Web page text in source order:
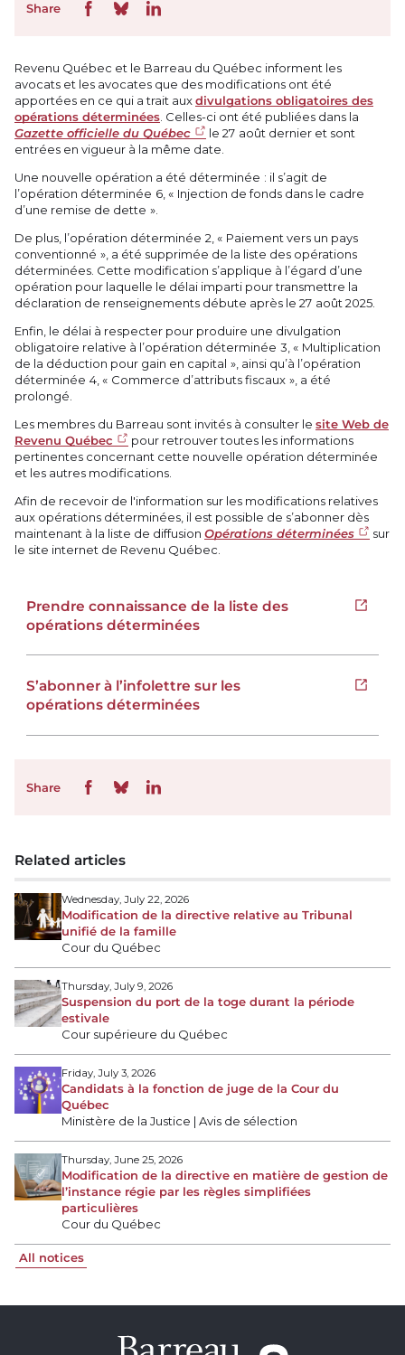
Share
Revenu Québec et le Barreau du Québec informent les
avocats et les avocates que des modifications ont été
apportées en ce qui a trait auxdivulgations obligatoires des
opérations déterminées. Celles-ci ont été publiées dans la
Gazette officielle du Québec
le 27 août dernier et sont
entrées en vigueur à la même date.
Une nouvelle opération a été déterminée : il s’agit de
l’opération déterminée 6, « Injection de fonds dans le cadre
d’une remise de dette ».
De plus, l’opération déterminée 2, « Paiement vers un pays
conventionné », a été supprimée de la liste des opérations
déterminées. Cette modification s’applique à l’égard d’une
opération pour laquelle le délai imparti pour transmettre la
déclaration de renseignements débute après le 27 août 2025.
Enfin, le délai à respecter pour produire une divulgation
obligatoire relative à l’opération déterminée 3, « Multiplication
de la déduction pour gain en capital », ainsi qu’à l’opération
déterminée 4, « Commerce d’attributs fiscaux », a été
prolongé.
Les membres du Barreau sont invités à consulter lesite Web de
Revenu Québec
pour retrouver toutes les informations
pertinentes concernant cette nouvelle opération déterminée
et les autres modifications.
Afin de recevoir de l'information sur les modifications relatives
aux opérations déterminées, il est possible de s’abonner dès
maintenant à la liste de diffusionOpérations déterminées
sur
le site internet de Revenu Québec.
Prendre connaissance de la liste des
opérations déterminées
Open
S’abonner à l’infolettre sur les
opérations déterminées
Open
Share
Related articles
Wednesday, July 22, 2026
Modification de la directive relative au Tribunal
unifié de la famille
Cour du Québec
Thursday, July 9, 2026
Suspension du port de la toge durant la période
estivale
Cour supérieure du Québec
Friday, July 3, 2026
Candidats à la fonction de juge de la Cour du
Québec
Ministère de la Justice | Avis de sélection
Thursday, June 25, 2026
Modification de la directive en matière de gestion de
l’instance régie par les règles simplifiées
particulières
Cour du Québec
All notices